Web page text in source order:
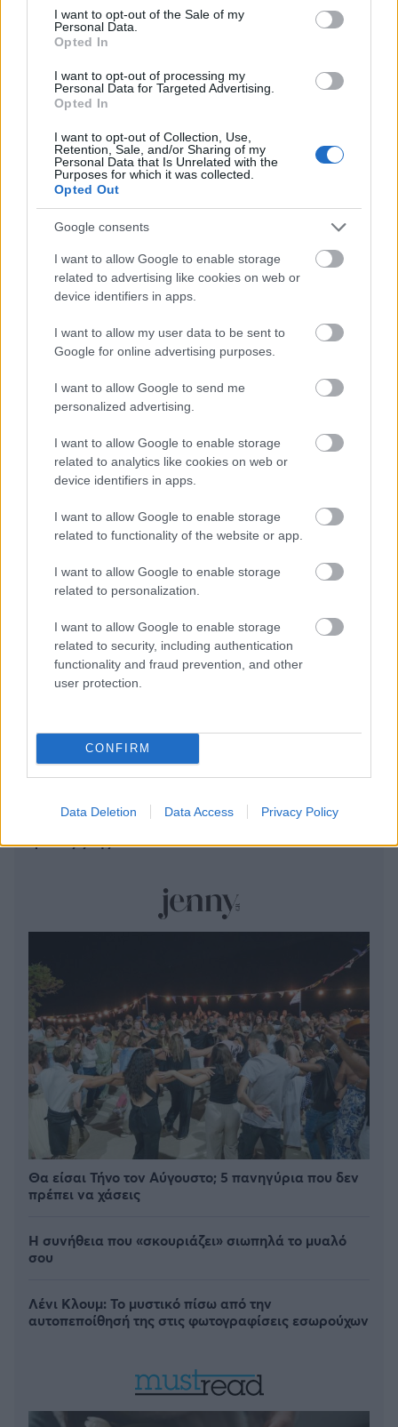
consent section.
I want to opt-out of the Sale of my
Personal Data.
Opted In
I want to opt-out of processing my
Personal Data for Targeted Advertising.
Opted In
I want to opt-out of Collection, Use,
Retention, Sale, and/or Sharing of my
Personal Data that Is Unrelated with the
Purposes for which it was collected.
Opted Out
Google consents
I want to allow Google to enable storage
related to advertising like cookies on web or
device identifiers in apps.
I want to allow my user data to be sent to
Google for online advertising purposes.
I want to allow Google to send me
personalized advertising.
I want to allow Google to enable storage
related to analytics like cookies on web or
device identifiers in apps.
I want to allow Google to enable storage
related to functionality of the website or app.
I want to allow Google to enable storage
related to personalization.
I want to allow Google to enable storage
related to security, including authentication
functionality and fraud prevention, and other
user protection.
CONFIRM
Data Deletion Data Access Privacy Policy
Κλέλια Ανδριολάτου: Έβαλε το μαγιό και έκανε
γιόγκα στον Αχέροντα
TikToker διαγνώστηκε με Αλτσχάιμερ: Επέλεξε
υποβοηθούμενη ευθανασία στα 49 και κατέγραψε
τις τελευταίες μέρες
Τσουβέλας: «Οι φωτογραφίες αδικούν την Εύα, δεν
έχει φωτογένεια - Λες κι εγώ είμαι ο Μπραντ Πιτ»
Φοιτητική Στέγη: Όσα πρέπει να ξέρετε πριν
νοικιάσετε σπίτι
«Moneymaxxing»: Δεν είναι απλά trend αλλά
τρόπος ζωής
Θα είσαι Τήνο τον Αύγουστο; 5 πανηγύρια που δεν
πρέπει να χάσεις
Η συνήθεια που «σκουριάζει» σιωπηλά το μυαλό
σου
Λένι Κλουμ: Το μυστικό πίσω από την
αυτοπεποίθησή της στις φωτογραφίσεις εσωρούχων